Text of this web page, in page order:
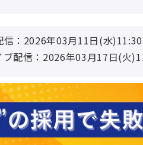
信：2026年03月11日(水
ブ配信：2026年03月17日(火